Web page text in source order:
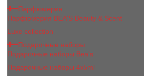
Парфюмерия
Парфюмерия BEA'S Beauty & Scent
Luxe collection
Подарочные наборы
Подарочные наборы Bea's
Подарочные наборы 4х5ml